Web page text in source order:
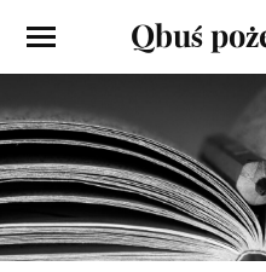
Qbuś